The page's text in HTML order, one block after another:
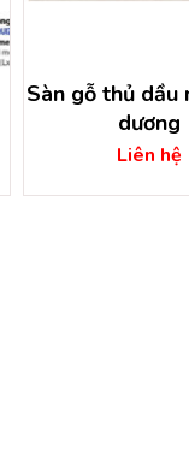
Sàn gỗ thủ dầu
dương
Liên hệ